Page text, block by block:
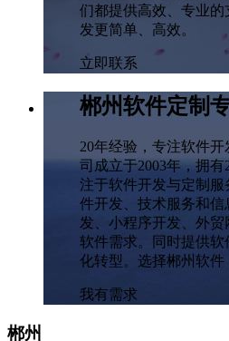
们都提供高效、专业
发更简单、高效。
立即联系
郴州软件定制
20年经验，专注软件
司成立于2003年，拥
注于软件开发与定制
件开发、技术服务和信
发、小程序开发、外
软件需求。同时提供
化转型。选择郴州软件
我有需求
郴州